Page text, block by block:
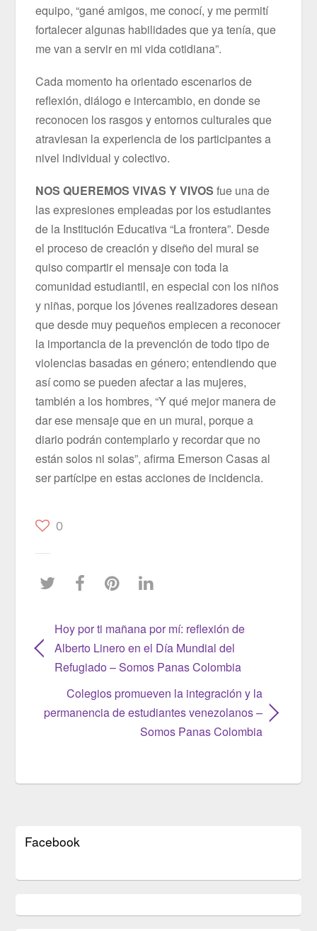
equipo, “gané amigos, me conocí, y me permití
fortalecer algunas habilidades que ya tenía, que
me van a servir en mi vida cotidiana”.
Cada momento ha orientado escenarios de
reflexión, diálogo e intercambio, en donde se
reconocen los rasgos y entornos culturales que
atraviesan la experiencia de los participantes a
nivel individual y colectivo.
NOS QUEREMOS VIVAS Y VIVOS fue una de
las expresiones empleadas por los estudiantes
de la Institución Educativa “La frontera”. Desde
el proceso de creación y diseño del mural se
quiso compartir el mensaje con toda la
comunidad estudiantil, en especial con los niños
y niñas, porque los jóvenes realizadores desean
que desde muy pequeños empiecen a reconocer
la importancia de la prevención de todo tipo de
violencias basadas en género; entendiendo que
así como se pueden afectar a las mujeres,
también a los hombres, “Y qué mejor manera de
dar ese mensaje que en un mural, porque a
diario podrán contemplarlo y recordar que no
están solos ni solas”, afirma Emerson Casas al
ser partícipe en estas acciones de incidencia.
0
Hoy por ti mañana por mí: reflexión de
Alberto Linero en el Día Mundial del
Refugiado – Somos Panas Colombia
Colegios promueven la integración y la
permanencia de estudiantes venezolanos –
Somos Panas Colombia
Facebook